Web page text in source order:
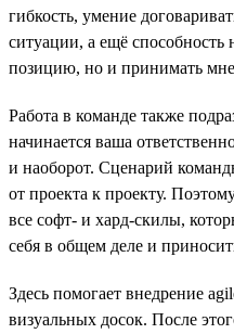
гибкость, умение
ситуации, а ещё способность
позицию, но и принимать
Работа в команде также
начинается ваша
и наоборот. Сценарий
от проекта к проекту.
все софт- и хард-скилы,
себя в общем деле и
Здесь помогает внедрение
визуальных досок. После